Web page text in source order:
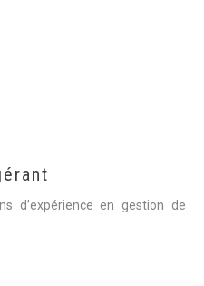
d’expérience en gestion de